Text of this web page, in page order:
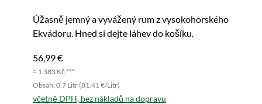
Úžasně jemný a vyvážený rum z vysokohorského
Ekvádoru. Hned si dejte láhev do košíku.
56,99 €
≈ 1 383 Kč ***
Obsah: 0.7 Litr (81,41 €/Litr)
včetně DPH, bez nákladů na dopravu